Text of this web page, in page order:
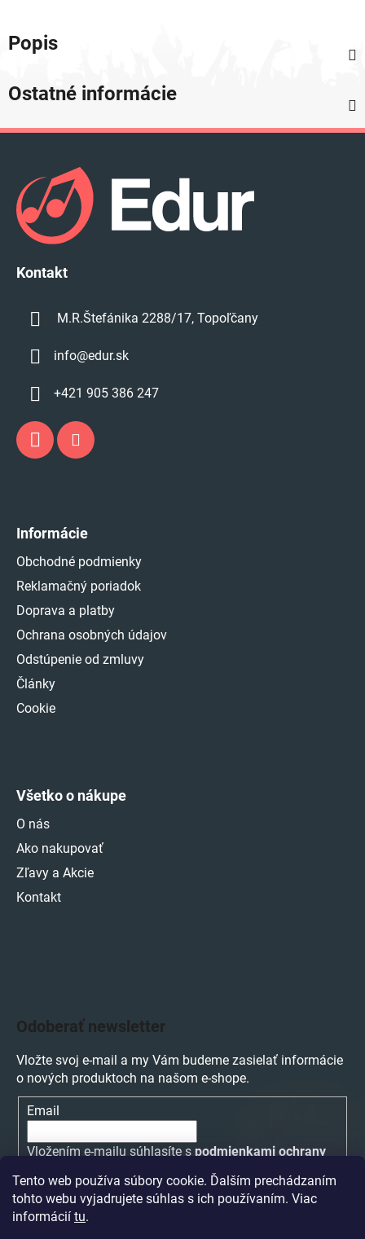
Tento web používa súbory cookie. Ďalším prechádzaním
tohto webu vyjadrujete súhlas s ich používaním. Viac
informácií tu.
Popis
Ostatné informácie
Kontakt
M.R.Štefánika 2288/17, Topoľčany
info@edur.sk
+421 905 386 247
Informácie
Obchodné podmienky
Reklamačný poriadok
Doprava a platby
Ochrana osobných údajov
Odstúpenie od zmluvy
Články
Cookie
Všetko o nákupe
O nás
Ako nakupovať
Zľavy a Akcie
Kontakt
Odoberať newsletter
Vložte svoj e-mail a my Vám budeme zasielať informácie
o nových produktoch na našom e-shope.
Email
Vložením e-mailu súhlasíte s podmienkami ochrany
PRIHLÁSIŤ SA